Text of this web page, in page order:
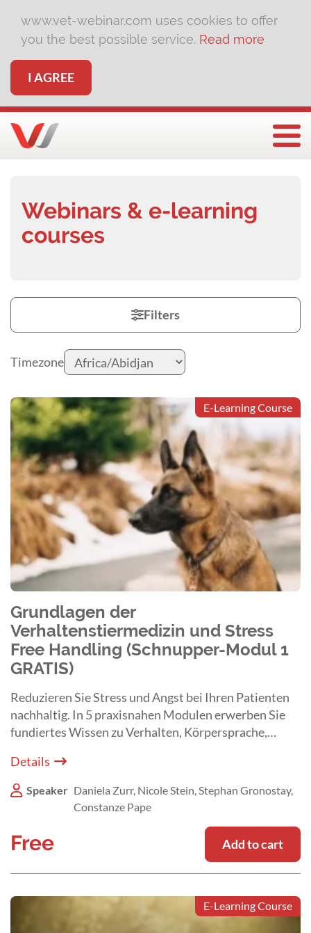
www.vet-webinar.com uses cookies to offer
you the best possible service. Read more
I AGREE
Webinars & e-learning
courses
Filters
Timezone
E-Learning Course
Grundlagen der
Verhaltenstiermedizin und Stress
Free Handling (Schnupper-Modul 1
GRATIS)
Reduzieren Sie Stress und Angst bei Ihren Patienten
nachhaltig. In 5 praxisnahen Modulen erwerben Sie
fundiertes Wissen zu Verhalten, Körpersprache,
Details
Speaker Daniela Zurr, Nicole Stein, Stephan Gronostay,
Constanze Pape
Free Add to cart
E-Learning Course